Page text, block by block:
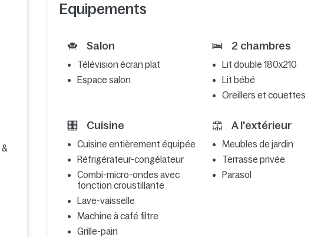
Equipements
Salon
Télévision écran plat
Espace salon
2 chambres
Lit double 180x210
Lit bébé
Oreillers et couettes
Cuisine
Cuisine entièrement équipée
Réfrigérateur-congélateur
Combi-micro-ondes avec
fonction croustillante
Lave-vaisselle
Machine à café filtre
Grille-pain
A l'extérieur
Meubles de jardin
Terrasse privée
Parasol